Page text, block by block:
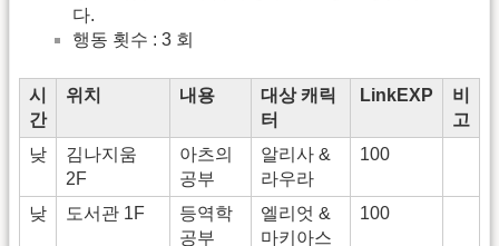
다.
행동 횟수 : 3 회
시
간
위치 내용
대상 캐릭
터
LinkEXP
비
고
낮
김나지움
2F
아츠의
공부
알리사 &
라우라
100
낮 도서관 1F
등역학
공부
엘리엇 &
마키아스
100